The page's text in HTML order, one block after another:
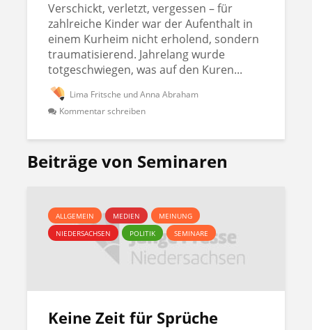
Verschickt, verletzt, vergessen – für
zahlreiche Kinder war der Aufenthalt in
einem Kurheim nicht erholend, sondern
traumatisierend. Jahrelang wurde
totgeschwiegen, was auf den Kuren...
Lima Fritsche und Anna Abraham
Kommentar schreiben
Beiträge von Seminaren
ALLGEMEIN MEDIEN
MEINUNG
NIEDERSACHSEN
POLITIK SEMINARE
Keine Zeit für Sprüche